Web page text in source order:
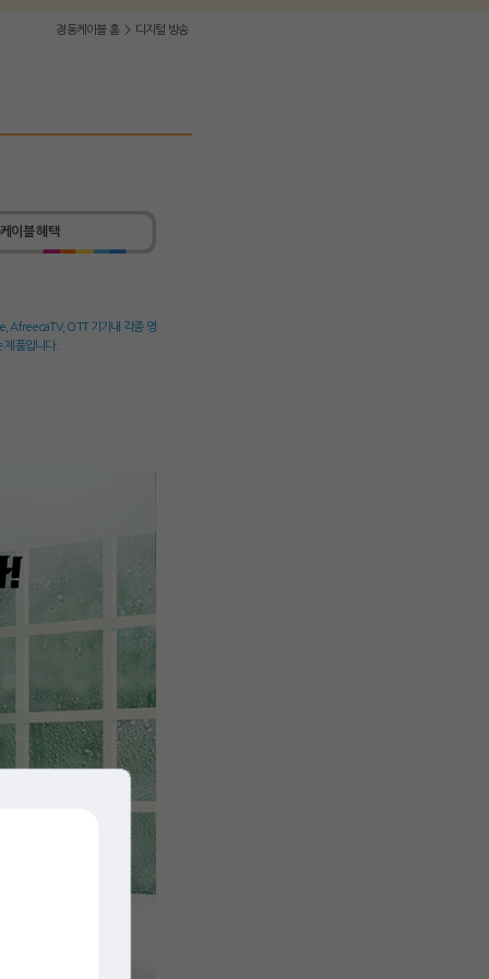
경동케이블 홈> 디지털 방송
이블 혜택
AfreecaTV, OTT 기기내 각종 영
제품입니다.